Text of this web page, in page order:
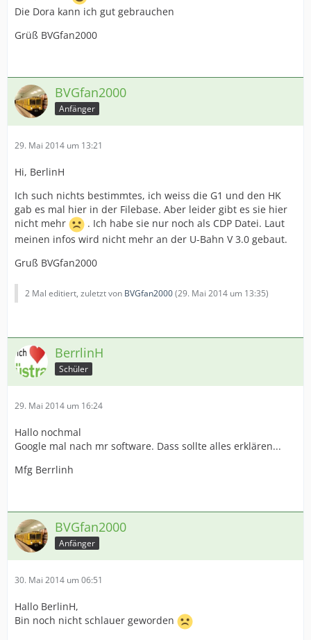
Die Dora kann ich gut gebrauchen
Grüß BVGfan2000
BVGfan2000
Anfänger
29. Mai 2014 um 13:21
Hi, BerlinH
Ich such nichts bestimmtes, ich weiss die G1 und den HK
gab es mal hier in der Filebase. Aber leider gibt es sie hier
nicht mehr
. Ich habe sie nur noch als CDP Datei. Laut
meinen infos wird nicht mehr an der U-Bahn V 3.0 gebaut.
Gruß BVGfan2000
2 Mal editiert, zuletzt von BVGfan2000(29. Mai 2014 um 13:35)
BerrlinH
Schüler
29. Mai 2014 um 16:24
Hallo nochmal
Google mal nach mr software. Dass sollte alles erklären...
Mfg Berrlinh
BVGfan2000
Anfänger
30. Mai 2014 um 06:51
Hallo BerlinH,
Bin noch nicht schlauer geworden